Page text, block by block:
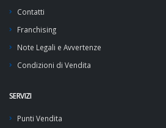
Contatti
Franchising
Note Legali e Avvertenze
Condizioni di Vendita
SERVIZI
Punti Vendita